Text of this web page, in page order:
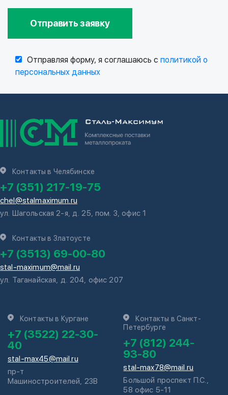
Отправить заявку
Отправляя форму, я соглашаюсь с политикой о
персональных данных
Контакты в Челябинске
+7 (351) 217-19-75
chel@stalmaximum.ru
ул. Шагольская 2-я, д. 25, пом. 3, офис 1
Контакты в Златоусте
+7 (3513) 69-00-80
stal-maximum@mail.ru
ул. Таганайская, д. 204, офис 207
Контакты в Кургане
+7 (3522) 22-30-
40
stal-max45@mail.ru
пр-т
Машиностроителей, 23В
Контакты в Санкт-
Петербурге
+7 (812) 244-
93-80
stal-max78@mail.ru
Большой проспект П.С.,
58 офис 5-11